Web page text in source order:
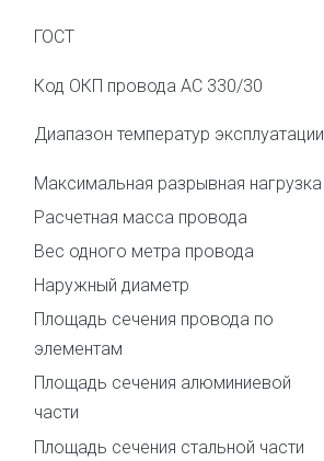
ГОСТ
Код ОКП провода АС 330/30
Диапазон температур эксплуатации
Максимальная разрывная нагрузка
Расчетная масса провода
Вес одного метра провода
Наружный диаметр
Площадь сечения провода по
элементам
Площадь сечения алюминиевой
части
Площадь сечения стальной части